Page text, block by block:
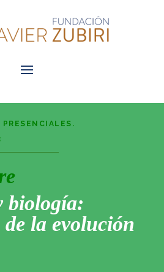
biología:
la evolución